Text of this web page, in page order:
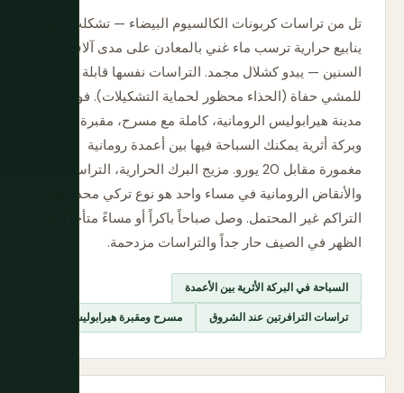
تل من تراسات كربونات الكالسيوم البيضاء — تشكلت بين
ينابيع حرارية ترسب ماء غني بالمعادن على مدى آلاف
السنين — يبدو كشلال مجمد. التراسات نفسها قابلة
للمشي حفاة (الحذاء محظور لحماية التشكيلات). فوقهم،
مدينة هيرابوليس الرومانية، كاملة مع مسرح، مقبرة،
وبركة أثرية يمكنك السباحة فيها بين أعمدة رومانية
مغمورة مقابل 20 يورو. مزيج البرك الحرارية، التراسات،
والأنقاض الرومانية في مساء واحد هو نوع تركي محدد من
التراكم غير المحتمل. وصل صباحاً باكراً أو مساءً متأخراً —
الظهر في الصيف حار جداً والتراسات مزدحمة.
السباحة في البركة الأثرية بين الأعمدة
تراسات الترافرتين عند الشروق مسرح ومقبرة هيرابوليس